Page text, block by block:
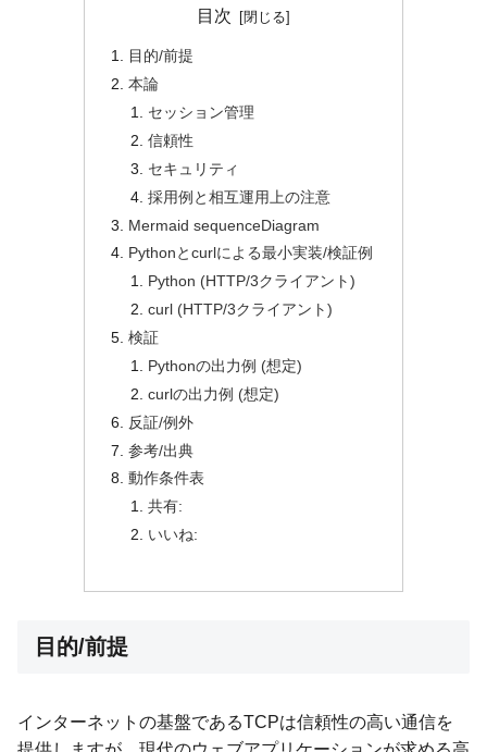
目次
目的/前提
本論
セッション管理
信頼性
セキュリティ
採用例と相互運用上の注意
Mermaid sequenceDiagram
Pythonとcurlによる最小実装/検証例
Python (HTTP/3クライアント)
curl (HTTP/3クライアント)
検証
Pythonの出力例 (想定)
curlの出力例 (想定)
反証/例外
参考/出典
動作条件表
共有:
いいね:
目的/前提
インターネットの基盤であるTCPは信頼性の高い通信を